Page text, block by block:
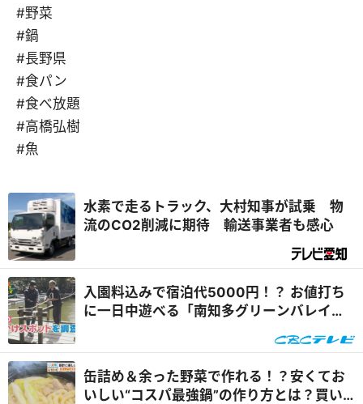
#野菜
#鍋
#長野県
#食パン
#食べ放題
#高橋弘樹
#魚
水素で走るトラック、大村知事が試乗 物
流のCO2削減に期待 輸送事業者も感心
入園料込みで宿泊代5000円！？ お値打ち
に一日中遊べる「南知多グリーンバレイ」
缶詰め＆余った野菜で作れる！？安くてお
いしい“コスパ最強鍋”の作り方とは？買い